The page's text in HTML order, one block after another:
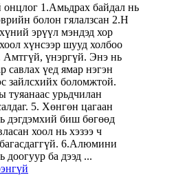
онцлог 1.Амьдрах байдал нь
болон гялалзсан 2.Н
​​эрүүл мэндэд хор
хүнсээр шууд холбоо
Амтгүй, үнэргүй. Энэ нь
савлах үед ямар нэгэн
зайлсхийх боломжтой.
туяанаас урьдчилан
5. Хөнгөн цагаан
дэгдэмхий биш бөгөөд
хоол нь хэзээ ч
6.Алюмини
доогуур ба дээд ...